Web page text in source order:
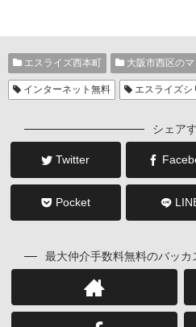
エスライズ西本町 大阪市西区の
インターネット無料 エスライズシ
シェア
Twitter
Pocket
最大仲介手数料無料のバッカ